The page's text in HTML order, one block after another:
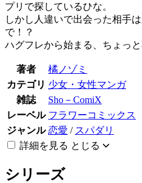
プリで探しているひな。
しかし人違いで出会った相手
で！？
ハグフレから始まる、ちょっ
著者
橘ノゾミ
カテゴリ 少女・女性マンガ
雑誌
Sho－ComiX
レーベル フラワーコミックス
ジャンル 恋愛 / スパダリ
詳細を見る とじる
シリーズ